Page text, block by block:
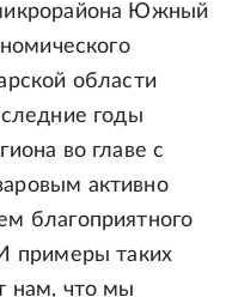
Южный
области
годы
во главе с
активно
благоприятного
примеры таких
нам, что мы